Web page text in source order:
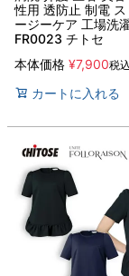
性用 透防止 制電 ス
ージーケア 工場洗
FR0023 チトセ
本体価格 ¥7,900税込
カートに入れる